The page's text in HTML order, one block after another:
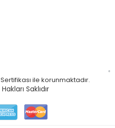
ile korunmaktadır.
Saklıdır